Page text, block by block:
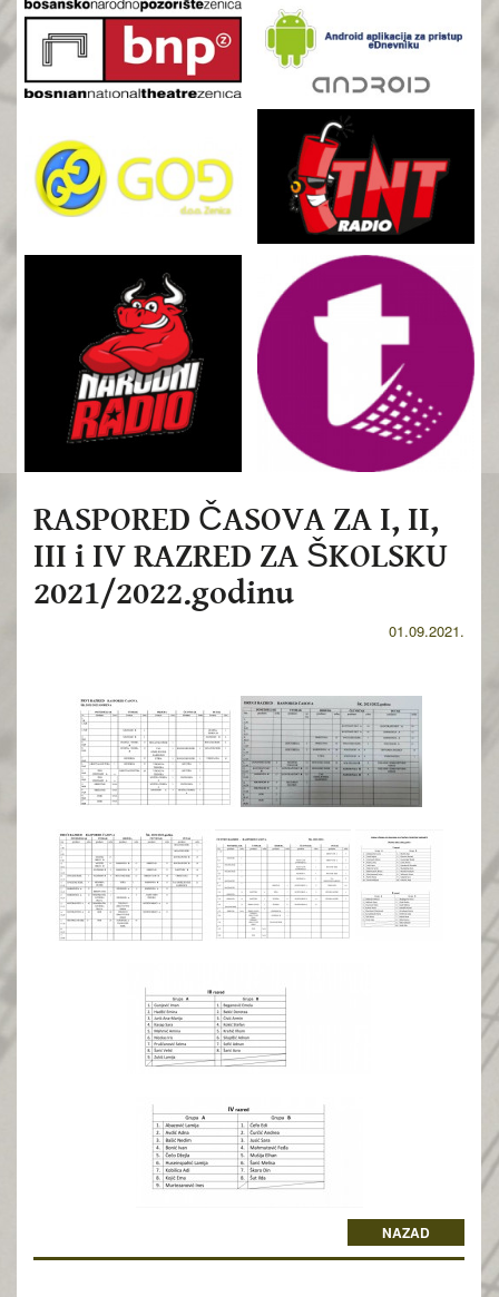
RASPORED ČASOVA ZA I, II,
III i IV RAZRED ZA ŠKOLSKU
2021/2022.godinu
01.09.2021.
NAZAD